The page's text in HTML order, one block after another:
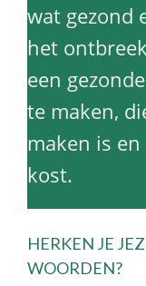
wat gezond
het
een
te maken,
maken is
kost.
HERKEN JE
WOORDEN?